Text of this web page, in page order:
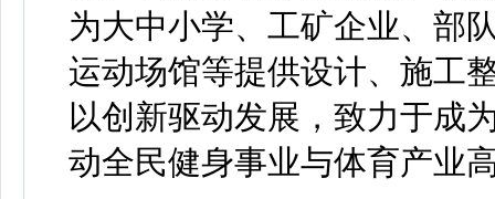
为大中小学、工矿企业、部
运动场馆等提供设计、施工
以创新驱动发展，致力于成
动全民健身事业与体育产业